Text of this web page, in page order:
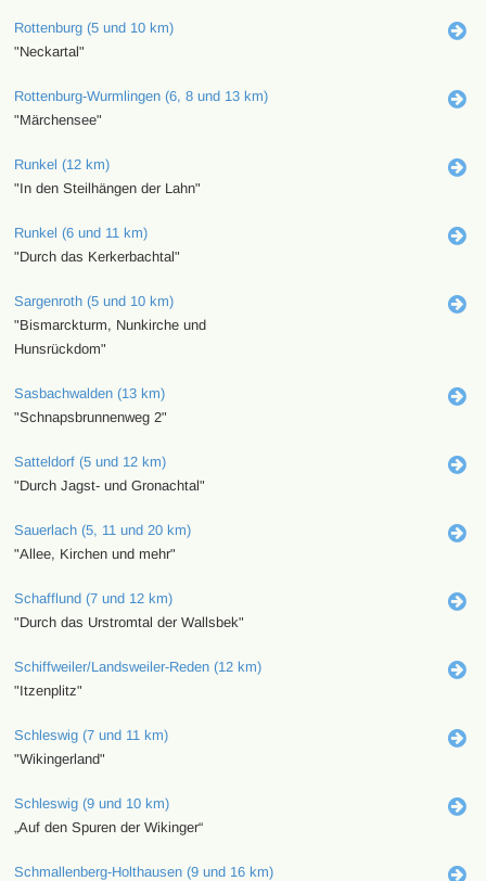
Rottenburg (5 und 10 km)
"Neckartal"
Rottenburg-Wurmlingen (6, 8 und 13 km)
"Märchensee"
Runkel (12 km)
"In den Steilhängen der Lahn"
Runkel (6 und 11 km)
"Durch das Kerkerbachtal"
Sargenroth (5 und 10 km)
"Bismarckturm, Nunkirche und
Hunsrückdom"
Sasbachwalden (13 km)
"Schnapsbrunnenweg 2"
Satteldorf (5 und 12 km)
"Durch Jagst- und Gronachtal"
Sauerlach (5, 11 und 20 km)
"Allee, Kirchen und mehr"
Schafflund (7 und 12 km)
"Durch das Urstromtal der Wallsbek"
Schiffweiler/Landsweiler-Reden (12 km)
"Itzenplitz"
Schleswig (7 und 11 km)
"Wikingerland"
Schleswig (9 und 10 km)
„Auf den Spuren der Wikinger“
Schmallenberg-Holthausen (9 und 16 km)